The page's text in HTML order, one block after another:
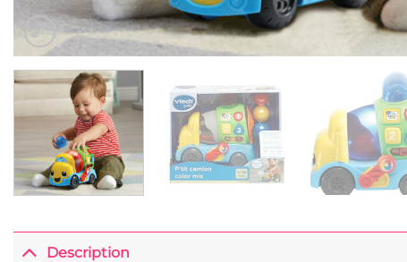
Description